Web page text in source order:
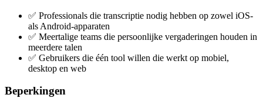
✅ Professionals die transcriptie nodig hebben op zowel iOS-
als Android-apparaten
✅ Meertalige teams die persoonlijke vergaderingen houden in
meerdere talen
✅ Gebruikers die één tool willen die werkt op mobiel,
desktop en web
Beperkingen